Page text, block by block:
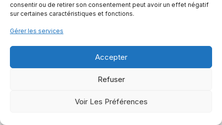
consentir ou de retirer son consentement peut avoir un effet négatif
sur certaines caractéristiques et fonctions.
Gérer les services
Accepter
Refuser
Voir Les Préférences
Coupe de crinière de cheval, styles et conseils
pratiques
équestre ?